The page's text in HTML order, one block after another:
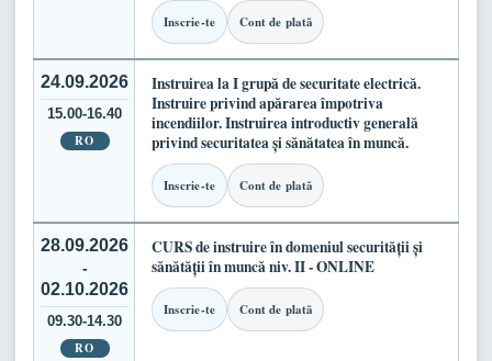
Inscrie-te Cont de plată
24.09.2026
15.00-16.40
RO
Instruirea la I grupă de securitate electrică.
Instruire privind apărarea împotriva
incendiilor. Instruirea introductiv generală
privind securitatea și sănătatea în muncă.
Inscrie-te Cont de plată
28.09.2026
-
02.10.2026
09.30-14.30
RO
CURS de instruire în domeniul securității și
sănătății în muncă niv. II - ONLINE
Inscrie-te Cont de plată